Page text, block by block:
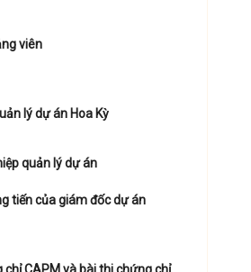
viên
lý dự án Hoa Kỳ
quản lý dự án
tiến của giám đốc dự án